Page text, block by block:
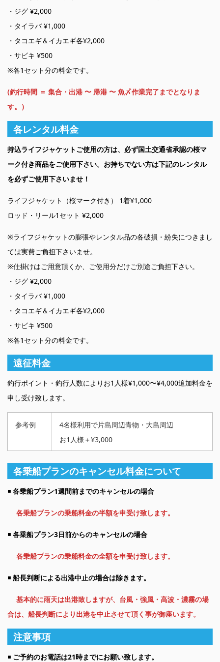
・ジグ ¥2,000
・タイラバ ¥1,000
・タコエギ＆イカエギ各¥2,000
・サビキ ¥500
※各1セット分の料金です。
(釣行時間 ＝ 集合・出港 〜 帰港 〜 魚〆作業完了までとなりま
す。）
各レンタル料金
持込ライフジャケットご使用の方は、必ず国土交通省承認の桜マ
ーク付き商品をご使用下さい。お持ちでない方は下記のレンタル
を必ずご使用下さいませ！
ライフジャケット（桜マーク付き） 1着¥1,000
ロッド・リール1セット ¥2,000
※ライフジャケットの膨張やレンタル品の各破損・紛失につきまし
ては実費ご負担下さいませ。
※仕掛けはご用意頂くか、ご使用分だけご別途ご負担下さい。
・ジグ ¥2,000
・タイラバ ¥1,000
・タコエギ＆イカエギ各¥2,000
・サビキ ¥500
※各1セット分の料金です。
遠征料金
釣行ポイント・釣行人数によりお1人様¥1,000〜¥4,000追加料金を
申し受け致します。
参考例
4名様利用で片島周辺青物・大島周辺
お1人様＋¥3,000
各乗船プランのキャンセル料金について
◾️ 各乗船プラン1週間前までのキャンセルの場合
各乗船プランの乗船料金の半額を申受け致します。
◾️ 各乗船プラン3日前からのキャンセルの場合
各乗船プランの乗船料金の全額を申受け致します。
◾️ 船長判断による出港中止の場合は除きます。
基本的に雨天は出港致しますが、台風・強風・高波・濃霧の場
合は、船長判断により出港を中止させて頂く事が御座います。
注意事項
◾️ ご予約のお電話は21時までにお願い致します。